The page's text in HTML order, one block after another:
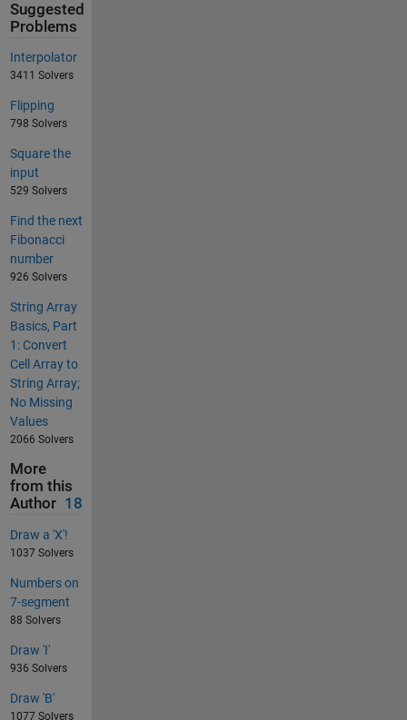
Suggested
Problems
Interpolator
3411 Solvers
Flipping
798 Solvers
Square the
input
529 Solvers
Find the next
Fibonacci
number
926 Solvers
String Array
Basics, Part
1: Convert
Cell Array to
String Array;
No Missing
Values
2066 Solvers
More
from this
Author 18
Draw a 'X'!
1037 Solvers
Numbers on
7-segment
88 Solvers
Draw 'I'
936 Solvers
Draw 'B'
1077 Solvers